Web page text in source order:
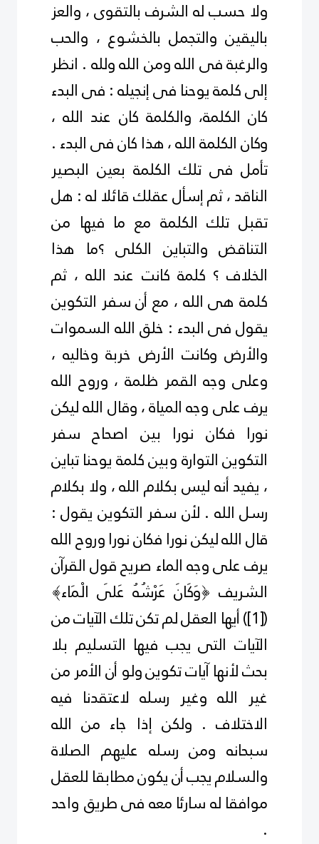
ولا حسب له الشرف بالتقوى ، والعز
باليقين والتجمل بالخشوع ، والحب
والرغبة فى الله ومن الله ولله . انظر
إلى كلمة يوحنا فى إنجيله : فى البدء
كان الكلمة، والكلمة كان عند الله ،
وكان الكلمة الله ، هذا كان فى البدء .
تأمل فى تلك الكلمة بعين البصير
الناقد ، ثم إسأل عقلك قائلا له : هل
تقبل تلك الكلمة مع ما فيها من
التناقض والتباين الكلى ؟ما هذا
الخلاف ؟ كلمة كانت عند الله ، ثم
كلمة هى الله ، مع أن سفر التكوين
يقول فى البدء : خلق الله السموات
والأرض وكانت الأرض خربة وخاليه ،
وعلى وجه القمر ظلمة ، وروح الله
يرف على وجه المياة ، وقال الله ليكن
نورا فكان نورا بين اصحاح سفر
التكوين التوارة وبين كلمة يوحنا تباين
، يفيد أنه ليس بكلام الله ، ولا بكلام
رسل الله . لأن سفر التكوين يقول :
قال الله ليكن نورا فكان نورا وروح الله
يرف على وجه الماء صريح قول القرآن
الشريف ﴿وَكَانَ عَرْشُهُ عَلَى الْمَاء﴾
(
[1] ) أيها العقل لم تكن تلك الآيات من
الآيات التى يجب فيها التسليم بلا
بحث لأنها آيات تكوين ولو أن الأمر من
غير الله وغير رسله لاعتقدنا فيه
الاختلاف . ولكن إذا جاء من الله
سبحانه ومن رسله عليهم الصلاة
والسلام يجب أن يكون مطابقا للعقل
موافقا له سارئا معه فى طريق واحد
.